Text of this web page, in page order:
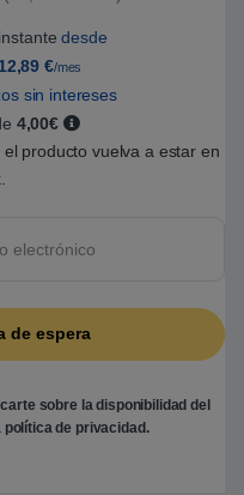
desde
12,89 €/mes
sin intereses
4,00€
producto vuelva a estar en
sobre la disponibilidad del
política de privacidad.